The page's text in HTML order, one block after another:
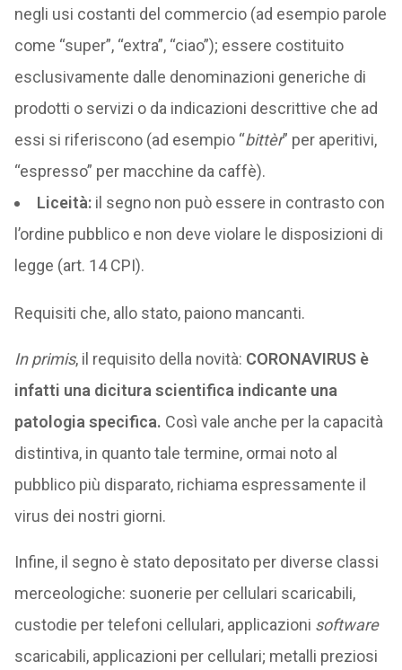
negli usi costanti del commercio (ad esempio parole
come “super”, “extra”, “ciao”); essere costituito
esclusivamente dalle denominazioni generiche di
prodotti o servizi o da indicazioni descrittive che ad
essi si riferiscono (ad esempio “bittèr” per aperitivi,
“espresso” per macchine da caffè).
Liceità: il segno non può essere in contrasto con
l’ordine pubblico e non deve violare le disposizioni di
legge (art. 14 CPI).
Requisiti che, allo stato, paiono mancanti.
In primis, il requisito della novità: CORONAVIRUS è
infatti una dicitura scientifica indicante una
patologia specifica. Così vale anche per la capacità
distintiva, in quanto tale termine, ormai noto al
pubblico più disparato, richiama espressamente il
virus dei nostri giorni.
Infine, il segno è stato depositato per diverse classi
merceologiche: suonerie per cellulari scaricabili,
custodie per telefoni cellulari, applicazioni software
scaricabili, applicazioni per cellulari; metalli preziosi